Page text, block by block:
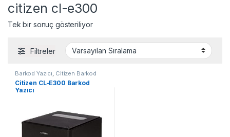
citizen cl-e300
Tek bir sonuç gösteriliyor
Filtreler
Barkod Yazıcı Citizen Barkod
Yazıcı
Citizen CL-E300 Barkod
Yazıcı